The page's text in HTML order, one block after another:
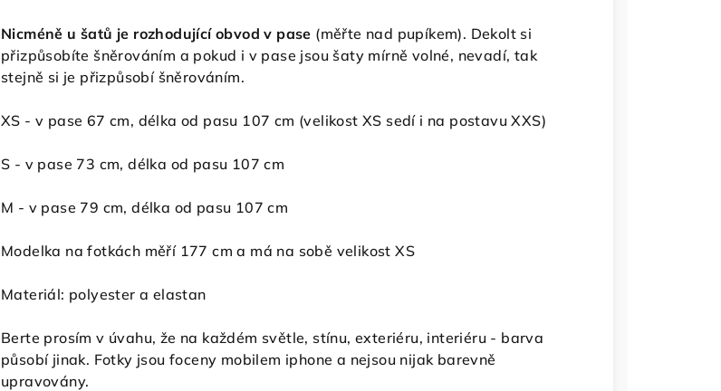
Nicméně u šatů je rozhodující obvod v pase (měřte nad pupíkem). Dekolt si
přizpůsobíte šněrováním a pokud i v pase jsou šaty mírně volné, nevadí, tak
stejně si je přizpůsobí šněrováním.
XS - v pase 67 cm, délka od pasu 107 cm (velikost XS sedí i na postavu XXS)
S - v pase 73 cm, délka od pasu 107 cm
M - v pase 79 cm, délka od pasu 107 cm
Modelka na fotkách měří 177 cm a má na sobě velikost XS
Materiál: polyester a elastan
Berte prosím v úvahu, že na každém světle, stínu, exteriéru, interiéru - barva
působí jinak. Fotky jsou foceny mobilem iphone a nejsou nijak barevně
upravovány.